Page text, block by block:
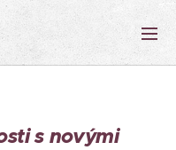
s novými